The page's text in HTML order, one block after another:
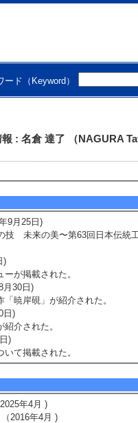
ード（Keyword）
: 名倉 達了 （NAGURA
小澤京子氏と静大学生とともに
プレイベントおよび「もちむね
招聘し、継続的なAIR実施に
施した。
体験コーナーを実施した。
年11月 )
9月25日)
技 未来の美〜第63回日本伝統
)
が掲載された。
月30日)
暁岸硯」が紹介された。
日)
介された。
)
て掲載された。
年4月 )
2016年4月 )